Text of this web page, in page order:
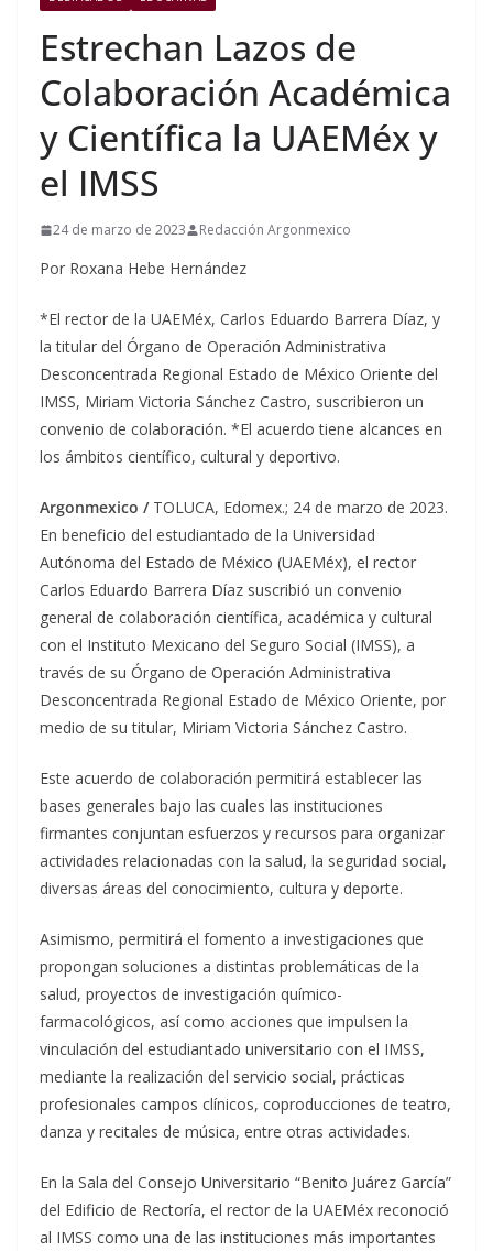
Estrechan Lazos de
Colaboración Académica
y Científica la UAEMéx y
el IMSS
24 de marzo de 2023 Redacción Argonmexico
Por Roxana Hebe Hernández
*El rector de la UAEMéx, Carlos Eduardo Barrera Díaz, y
la titular del Órgano de Operación Administrativa
Desconcentrada Regional Estado de México Oriente del
IMSS, Miriam Victoria Sánchez Castro, suscribieron un
convenio de colaboración. *El acuerdo tiene alcances en
los ámbitos científico, cultural y deportivo.
Argonmexico / TOLUCA, Edomex.; 24 de marzo de 2023.
En beneficio del estudiantado de la Universidad
Autónoma del Estado de México (UAEMéx), el rector
Carlos Eduardo Barrera Díaz suscribió un convenio
general de colaboración científica, académica y cultural
con el Instituto Mexicano del Seguro Social (IMSS), a
través de su Órgano de Operación Administrativa
Desconcentrada Regional Estado de México Oriente, por
medio de su titular, Miriam Victoria Sánchez Castro.
Este acuerdo de colaboración permitirá establecer las
bases generales bajo las cuales las instituciones
firmantes conjuntan esfuerzos y recursos para organizar
actividades relacionadas con la salud, la seguridad social,
diversas áreas del conocimiento, cultura y deporte.
Asimismo, permitirá el fomento a investigaciones que
propongan soluciones a distintas problemáticas de la
salud, proyectos de investigación químico-
farmacológicos, así como acciones que impulsen la
vinculación del estudiantado universitario con el IMSS,
mediante la realización del servicio social, prácticas
profesionales campos clínicos, coproducciones de teatro,
danza y recitales de música, entre otras actividades.
En la Sala del Consejo Universitario “Benito Juárez García”
del Edificio de Rectoría, el rector de la UAEMéx reconoció
al IMSS como una de las instituciones más importantes